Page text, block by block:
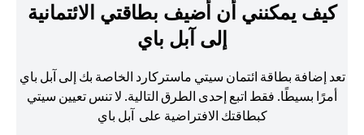
كيف يمكنني أن أضيف بطاقتي الائتمانية
إلى آبل باي
تعد إضافة بطاقة ائتمان سيتي ماستركارد الخاصة بك إلى آبل باي
أمرًا بسيطًا. فقط اتبع إحدى الطرق التالية. لا تنس تعيين سيتي
كبطاقتك الافتراضية على آبل باي